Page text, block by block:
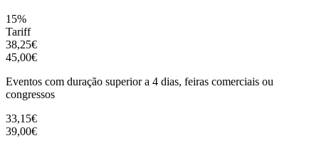
15%
Tariff
38,25€
45,00€
Eventos com duração superior a 4 dias, feiras comerciais ou
congressos
33,15€
39,00€